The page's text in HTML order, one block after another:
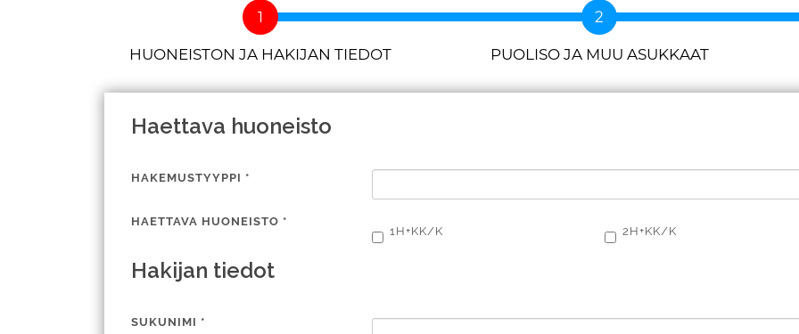
HUONEISTON JA HAKIJAN TIEDOT PUOLISO JA MUU ASUKKAAT
Haettava huoneisto
HAKEMUSTYYPPI *
HAETTAVA HUONEISTO *
1H+KK/K 2H+KK/K
Hakijan tiedot
SUKUNIMI *